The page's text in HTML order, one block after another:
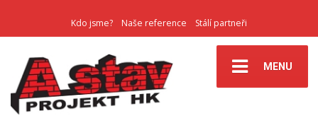
Kdo jsme? Naše reference Stálí partneři
MENU